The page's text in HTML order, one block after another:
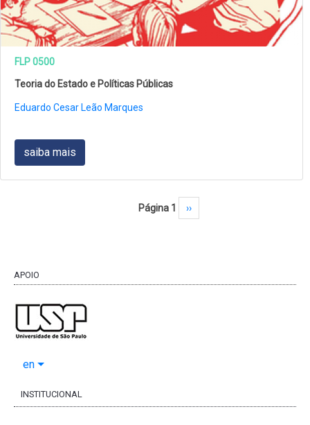
FLP 0500
Teoria do Estado e Políticas Públicas
Eduardo Cesar Leão Marques
saiba mais
Página 1 Próxima página
››
APOIO
en
INSTITUCIONAL